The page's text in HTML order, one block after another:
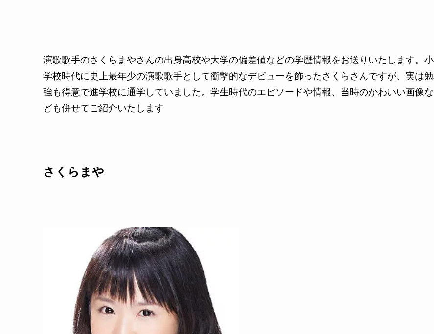
演歌歌手のさくらまやさんの出身高校や大学の偏差値などの学歴情報をお送りいたします。小
学校時代に史上最年少の演歌歌手として衝撃的なデビューを飾ったさくらさんですが、実は勉
強も得意で進学校に通学していました。学生時代のエピソードや情報、当時のかわいい画像な
ども併せてご紹介いたします
さくらまや